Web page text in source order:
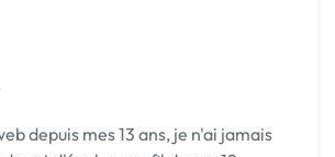
depuis mes 13 ans, je n'ai jamais